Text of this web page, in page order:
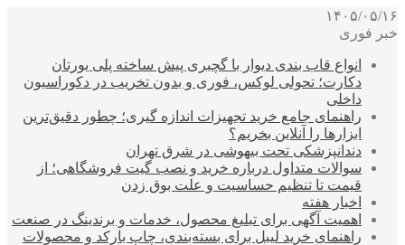
۱۴۰۵/۰۵/۱۶
خبر فوری
انواع قاب بندی دیوار با گچبری پیش ساخته پلی یورتان
دکارت؛ تحولی لوکس، فوری و بدون تخریب در دکوراسیون
داخلی
راهنمای جامع خرید تجهیزات اندازه گیری؛ چطور دقیق‌ترین
ابزارها را آنلاین بخریم؟
دندانپزشکی تحت بیهوشی در شرق تهران
سوالات متداول درباره خرید و نصب گیت فروشگاهی؛ از
قیمت تا تنظیم حساسیت و علت بوق زدن
اخبار هفته
اهمیت آگهی برای تبلیغ محصول، خدمات و برندینگ در صنعت
راهنمای خرید لیبل برای بسته‌بندی، چاپ بارکد و محصولات